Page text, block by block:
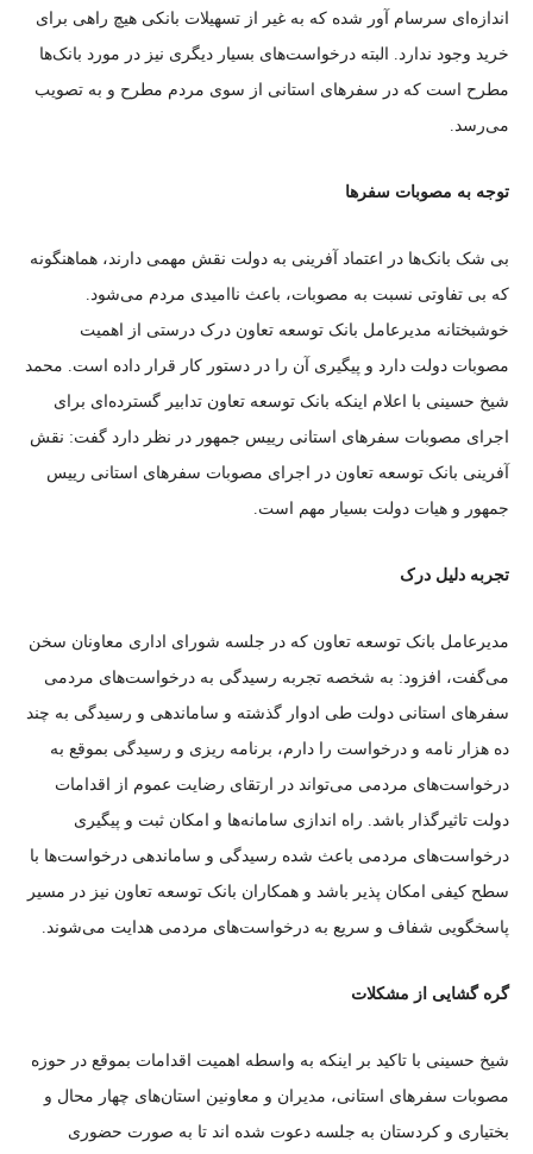
اندازه‌ای سرسام آور شده که به غیر از تسهیلات بانکی هیچ راهی برای
خرید وجود ندارد. البته درخواست‌های بسیار دیگری نیز در مورد بانک‌ها
مطرح است که در سفر‌های استانی از سوی مردم مطرح و به تصویب
می‌رسد.
توجه به مصوبات سفر‌ها
بی شک بانک‌ها در اعتماد آفرینی به دولت نقش مهمی دارند، هماهنگونه
که بی تفاوتی نسبت به مصوبات، باعث ناامیدی مردم می‌شود.
خوشبختانه مدیرعامل بانک توسعه تعاون درک درستی از اهمیت
مصوبات دولت دارد و پیگیری آن را در دستور کار قرار داده است. محمد
شیخ حسینی با اعلام اینکه بانک توسعه تعاون تدابیر گسترده‌ای برای
اجرای مصوبات سفر‌های استانی رییس جمهور در نظر دارد گفت: نقش
آفرینی بانک توسعه تعاون در اجرای مصوبات سفر‌های استانی رییس
جمهور و هیات دولت بسیار مهم است.
تجربه دلیل درک
مدیرعامل بانک توسعه تعاون که در جلسه شورای اداری معاونان سخن
می‌گفت، افزود: به شخصه تجربه رسیدگی به درخواست‌های مردمی
سفر‌های استانی دولت طی ادوار گذشته و ساماندهی و رسیدگی به چند
ده هزار نامه و درخواست را دارم، برنامه ریزی و رسیدگی بموقع به
درخواست‌های مردمی می‌تواند در ارتقای رضایت عموم از اقدامات
دولت تاثیرگذار باشد. راه اندازی سامانه‌ها و امکان ثبت و پیگیری
درخواست‌های مردمی باعث شده رسیدگی و ساماندهی درخواست‌ها با
سطح کیفی امکان پذیر باشد و همکاران بانک توسعه تعاون نیز در مسیر
پاسخگویی شفاف و سریع به درخواست‌های مردمی هدایت می‌شوند.
گره گشایی از مشکلات
شیخ حسینی با تاکید بر اینکه به واسطه اهمیت اقدامات بموقع در حوزه
مصوبات سفر‌های استانی، مدیران و معاونین استان‌های چهار محال و
بختیاری و کردستان به جلسه دعوت شده اند تا به صورت حضوری